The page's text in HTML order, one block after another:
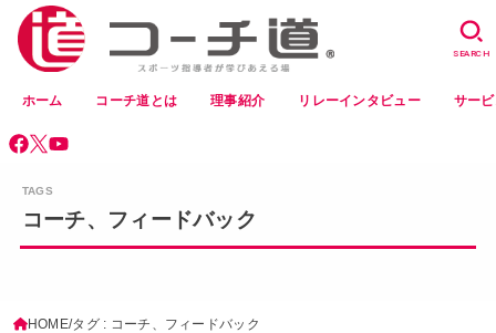
ホーム コーチ道とは 理事紹介 リレーインタビュー サー
SEARCH
コーチ、フィードバック
HOME タグ : コーチ、フィードバック